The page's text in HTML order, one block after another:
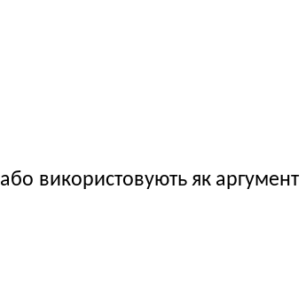
або використовують як аргумент